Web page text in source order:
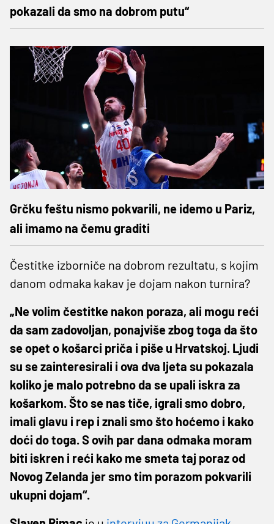
pokazali da smo na dobrom putu“
Grčku feštu nismo pokvarili, ne idemo u Pariz,
ali imamo na čemu graditi
Čestitke izborniče na dobrom rezultatu, s kojim
danom odmaka kakav je dojam nakon turnira?
„Ne volim čestitke nakon poraza, ali mogu reći
da sam zadovoljan, ponajviše zbog toga da što
se opet o košarci priča i piše u Hrvatskoj. Ljudi
su se zainteresirali i ova dva ljeta su pokazala
koliko je malo potrebno da se upali iskra za
košarkom. Što se nas tiče, igrali smo dobro,
imali glavu i rep i znali smo što hoćemo i kako
doći do toga. S ovih par dana odmaka moram
biti iskren i reći kako me smeta taj poraz od
Novog Zelanda jer smo tim porazom pokvarili
ukupni dojam“.